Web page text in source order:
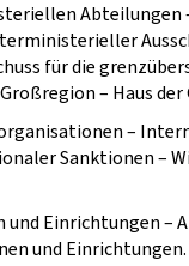
Abteilungen
für die
– Haus der
–
Sanktionen –
Einrichtungen –
und Einrichtungen.